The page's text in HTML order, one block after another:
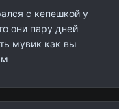
с кепешкой у
они пару дней
мувик как вы